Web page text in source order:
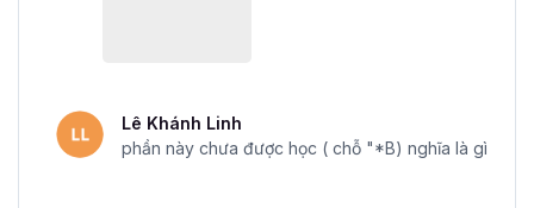
Lê Khánh Linh
phần này chưa được học ( chỗ "*B) nghĩa là gì